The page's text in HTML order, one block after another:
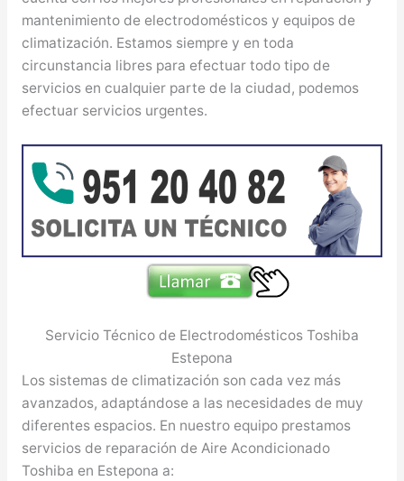
mantenimiento de electrodomésticos y equipos de
climatización. Estamos siempre y en toda
circunstancia libres para efectuar todo tipo de
servicios en cualquier parte de la ciudad, podemos
efectuar servicios urgentes.
Servicio Técnico de Electrodomésticos Toshiba
Estepona
Los sistemas de climatización son cada vez más
avanzados, adaptándose a las necesidades de muy
diferentes espacios. En nuestro equipo prestamos
servicios de reparación de Aire Acondicionado
Toshiba en Estepona a: